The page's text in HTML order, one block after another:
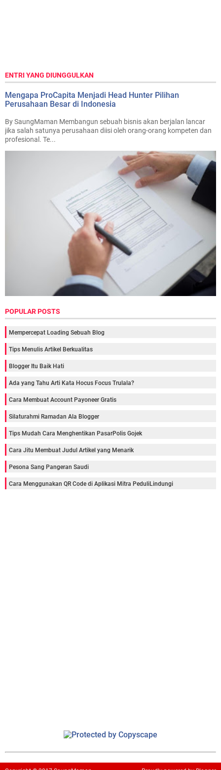
ENTRI YANG DIUNGGULKAN
Mengapa ProCapita Menjadi Head Hunter Pilihan
Perusahaan Besar di Indonesia
By SaungMaman Membangun sebuah bisnis akan berjalan lancar
jika salah satunya perusahaan diisi oleh orang-orang kompeten dan
profesional. Te...
POPULAR POSTS
Mempercepat Loading Sebuah Blog
Tips Menulis Artikel Berkualitas
Blogger Itu Baik Hati
Ada yang Tahu Arti Kata Hocus Focus Trulala?
Cara Membuat Account Payoneer Gratis
Silaturahmi Ramadan Ala Blogger
Tips Mudah Cara Menghentikan PasarPolis Gojek
Cara Jitu Membuat Judul Artikel yang Menarik
Pesona Sang Pangeran Saudi
Cara Menggunakan QR Code di Aplikasi Mitra PeduliLindungi